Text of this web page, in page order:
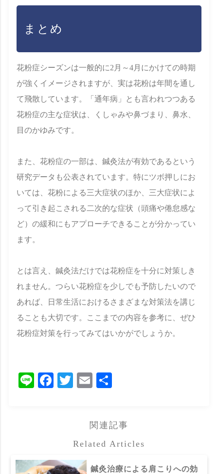
まとめ
花粉症シーズンは一般的に2月～4月にかけての時期
が強くイメージされますが、実は花粉は年間を通し
て飛散しています。「通年病」とも言われつつある
花粉症の主な症状は、くしゃみや鼻づまり、鼻水、
目のかゆみです。
また、花粉症の一部は、鍼灸法が有効であるという
研究データも公表されています。特にツボ押しにお
いては、花粉による三大症状のほか、三大症状によ
って引き起こされる二次的な症状（頭痛や倦怠感な
ど）の緩和にもアプローチできることが分かってい
ます。
とは言え、鍼灸法だけでは花粉症を十分に対策しき
れません。つらい花粉症を少しでも予防したいので
あれば、日常生活におけるさまざまな対策法を講じ
ることも大切です。ここまでの内容を参考に、ぜひ
花粉症対策を行ってみてはいかがでしょうか。
LineFacebook
TwitterEmail
関連記事
Related Articles
鍼灸治療による肩こりへの効